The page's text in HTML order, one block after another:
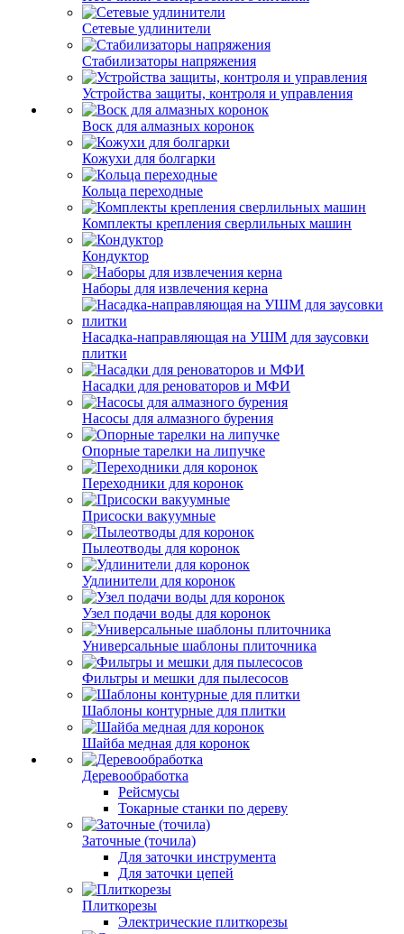
Сетевые удлинители
Стабилизаторы напряжения
Устройства защиты, контроля и управления
Воск для алмазных коронок
Кожухи для болгарки
Кольца переходные
Комплекты крепления сверлильных машин
Кондуктор
Наборы для извлечения керна
Насадка-направляющая на УШМ для заусовки
плитки
Насадки для реноваторов и МФИ
Насосы для алмазного бурения
Опорные тарелки на липучке
Переходники для коронок
Присоски вакуумные
Пылеотводы для коронок
Удлинители для коронок
Узел подачи воды для коронок
Универсальные шаблоны плиточника
Фильтры и мешки для пылесосов
Шаблоны контурные для плитки
Шайба медная для коронок
Деревообработка
Рейсмусы
Токарные станки по дереву
Заточные (точила)
Для заточки инструмента
Для заточки цепей
Плиткорезы
Электрические плиткорезы